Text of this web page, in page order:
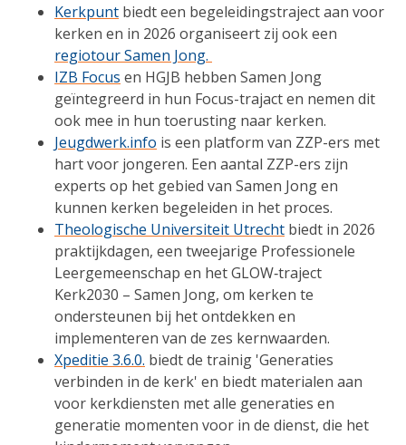
Kerkpunt biedt een begeleidingstraject aan voor
kerken en in 2026 organiseert zij ook een
regiotour Samen Jong.
IZB Focus en HGJB hebben Samen Jong
geïntegreerd in hun Focus-trajact en nemen dit
ook mee in hun toerusting naar kerken.
Jeugdwerk.info is een platform van ZZP-ers met
hart voor jongeren. Een aantal ZZP-ers zijn
experts op het gebied van Samen Jong en
kunnen kerken begeleiden in het proces.
Theologische Universiteit Utrecht biedt in 2026
praktijkdagen, een tweejarige Professionele
Leergemeenschap en het GLOW‑traject
Kerk2030 – Samen Jong, om kerken te
ondersteunen bij het ontdekken en
implementeren van de zes kernwaarden.
Xpeditie 3.6.0. biedt de trainig 'Generaties
verbinden in de kerk' en biedt materialen aan
voor kerkdiensten met alle generaties en
generatie momenten voor in de dienst, die het